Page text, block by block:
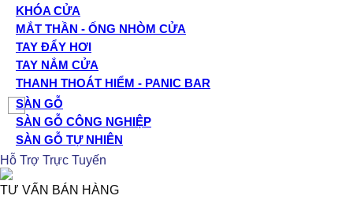
KHÓA CỬA
MẮT THẦN - ỐNG NHÒM CỬA
TAY ĐẨY HƠI
TAY NẮM CỬA
THANH THOÁT HIỂM - PANIC BAR
SÀN GỖ
SÀN GỖ CÔNG NGHIỆP
SÀN GỖ TỰ NHIÊN
Hỗ Trợ Trực Tuyến
TƯ VẤN BÁN HÀNG